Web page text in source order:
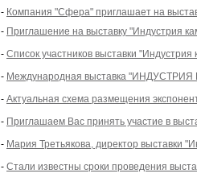
- Компания "Сфера" приглашает на
- Приглашение на выставку "Индустрия
- Список участников выставки
- Международная выставка "ИНДУСТРИЯ
- Актуальная схема размещения
- Приглашаем Вас принять участие в
- Мария Третьякова, директор выставки
- Стали известны сроки проведения